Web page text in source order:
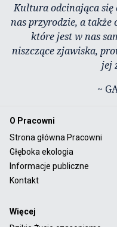
Kultura odcinająca się
nas przyrodzie, a także
które jest w nas
niszczące zjawiska,
jej
~
O Pracowni
Strona główna Pracowni
Głęboka ekologia
Informacje publiczne
Kontakt
Więcej